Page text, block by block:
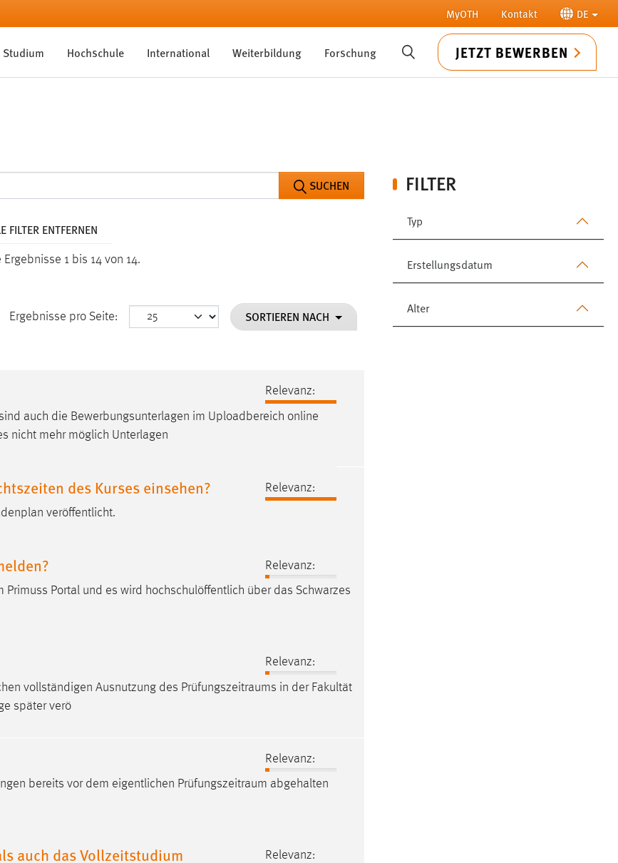
MyOTH Kontakt DE
Studium Hochschule International Weiterbildung Forschung SUCHE JETZT BEWERBEN
FILTER
Typ
Erstellungsdatum
Alter
SUCHEN
FILTER ENTFERNEN
Ergebnisse 1 bis 14 von 14.
Ergebnisse pro Seite: SORTIEREN NACH
Relevanz:
sind auch die Bewerbungsunterlagen im Uploadbereich online
nicht mehr möglich Unterlagen
des Kurses einsehen?
Relevanz:
veröffentlicht.
Relevanz:
Primuss Portal und es wird hochschulöffentlich über das Schwarzes
Relevanz:
vollständigen Ausnutzung des Prüfungszeitraums in der Fakultät
später verö
Relevanz:
bereits vor dem eigentlichen Prüfungszeitraum abgehalten
auch das Vollzeitstudium
Relevanz: